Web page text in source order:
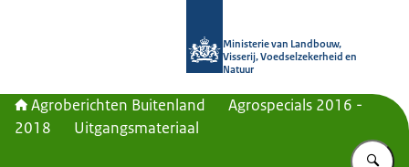
Ministerie van Landbouw,
Visserij, Voedselzekerheid en
Natuur
Agroberichten Buitenland
Agrospecials 2016 -
2018
Uitgangsmateriaal